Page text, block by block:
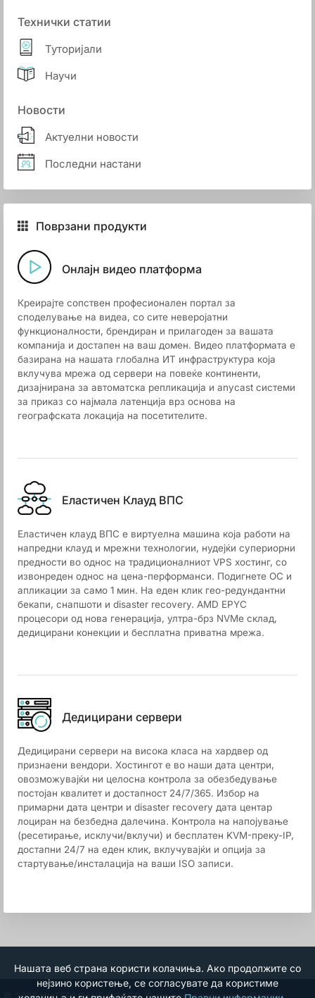
Технички статии
Туторијали
Научи
Новости
Актуелни новости
Последни настани
Поврзани продукти
Онлајн видео платформа
Креирајте сопствен професионален портал за
споделување на видеа, со сите неверојатни
функционалности, брендиран и прилагоден за вашата
компанија и достапен на ваш домен. Видео платформата е
базирана на нашата глобална ИТ инфраструктура која
вклучува мрежа од сервери на повеќе континенти,
дизајнирана за автоматска репликација и anycast системи
за приказ со најмала латенција врз основа на
географската локација на посетителите.
Еластичен Клауд ВПС
Еластичен клауд ВПС е виртуелна машина која работи на
напредни клауд и мрежни технологии, нудејќи супериорни
предности во однос на традиционалниот VPS хостинг, со
извонреден однос на цена-перформанси. Подигнете ОС и
апликации за само 1 мин. На еден клик гео-редундантни
бекапи, снапшоти и disaster recovery. AMD EPYC
процесори од нова генерација, ултра-брз NVMe склад,
дедицирани конекции и бесплатна приватна мрежа.
Дедицирани сервери
Дедицирани сервери на висока класа на хардвер од
признаени вендори. Хостингот е во наши дата центри,
овозможувајќи ни целосна контрола за обезбедување
постојан квалитет и достапност 24/7/365. Избор на
примарни дата центри и disaster recovery дата центар
лоциран на безбедна далечина. Kонтрола на напојување
(ресетирање, исклучи/вклучи) и бесплатен KVM-преку-IP,
достапни 24/7 на еден клик, вклучувајќи и опција за
стартување/инсталација на ваши ISO записи.
Нашата веб страна користи колачиња. Ако продолжите со
нејзино користење, се согласувате да користиме